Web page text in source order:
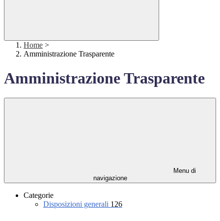
Home >
Amministrazione Trasparente
Amministrazione Trasparente
Menu di
navigazione
Categorie
Disposizioni generali 126